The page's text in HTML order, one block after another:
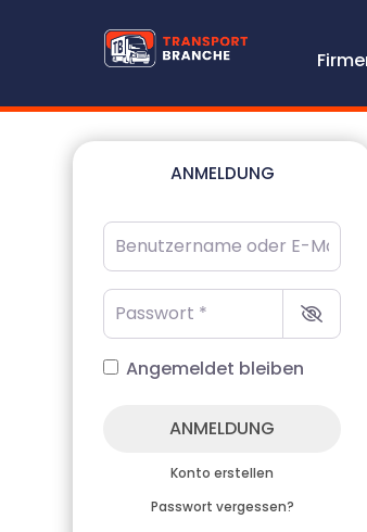
ANMELDUNG
Benutzername oder E-Mail-
Passwort
Angemeldet bleiben
ANMELDUNG
Konto erstellen
Passwort vergessen?